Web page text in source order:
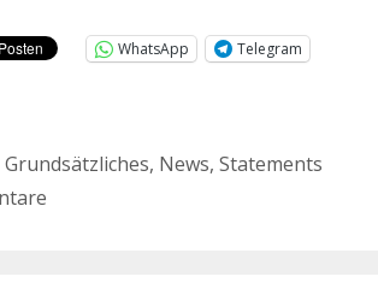
WhatsApp
Telegram
Grundsätzliches, News, Statements